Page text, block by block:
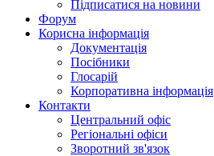
Підписатися на новини
Форум
Корисна інформація
Документація
Посібники
Глосарій
Корпоративна інформація
Контакти
Центральний офіс
Регіональні офіси
Зворотний зв'язок